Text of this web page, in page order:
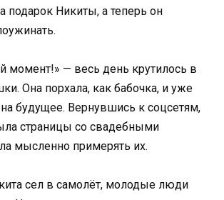
подарок Никиты, а теперь он
момент!» — весь день крутилось в
Она порхала, как бабочка, и уже
будущее. Вернувшись к соцсетям,
страницы со свадебными
мысленно примерять их.
сел в самолёт, молодые люди